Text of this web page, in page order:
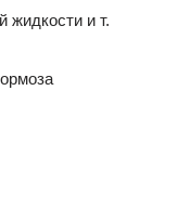
жидкости и т.